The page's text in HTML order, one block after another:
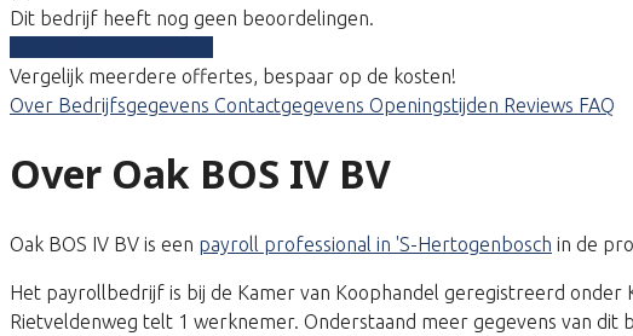
Dit bedrijf heeft nog geen beoordelingen.
Vergelijk meerdere offertes, bespaar op de kosten!
Over Bedrijfsgegevens Contactgegevens Openingstijden Reviews FAQ
Over Oak BOS IV BV
Oak BOS IV BV is een payroll professional in 'S-Hertogenbosch in de
Het payrollbedrijf is bij de Kamer van Koophandel geregistreerd onder
Rietveldenweg telt 1 werknemer. Onderstaand meer gegevens van dit